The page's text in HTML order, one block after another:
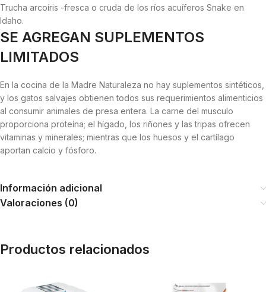
Trucha arcoíris -fresca o cruda de los ríos acuíferos Snake en
Idaho.
SE AGREGAN SUPLEMENTOS
LIMITADOS
En la cocina de la Madre Naturaleza no hay suplementos sintéticos,
y los gatos salvajes obtienen todos sus requerimientos alimenticios
al consumir animales de presa entera. La carne del musculo
proporciona proteína; el hígado, los riñones y las tripas ofrecen
vitaminas y minerales; mientras que los huesos y el cartílago
aportan calcio y fósforo.
Información adicional
Valoraciones (0)
Productos relacionados